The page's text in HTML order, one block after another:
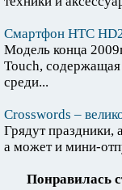
Смартфон HTC
Модель конца
Touch,
среди...
Crosswords –
Грядут праздники,
а может и мини-
Понравилась